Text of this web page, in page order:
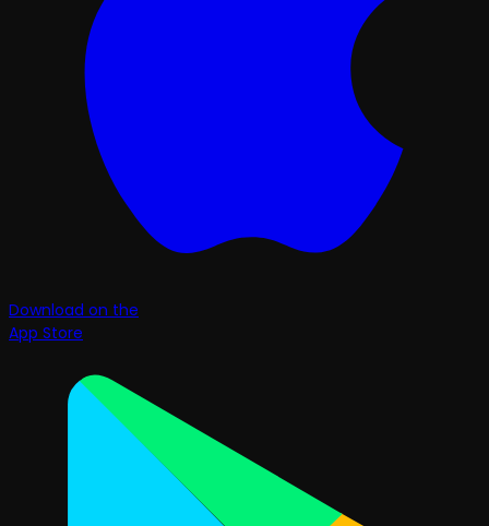
Download on the
App Store